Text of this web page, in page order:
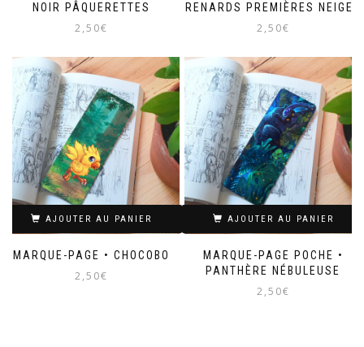
NOIR PÂQUERETTES
2,50€
RENARDS PREMIÈRES NEIGES
2,50€
MARQUE-PAGE • CHOCOBO
2,50€
AJOUTER AU PANIER
MARQUE-PAGE POCHE •
PANTHÈRE NÉBULEUSE
2,50€
AJOUTER AU PANIER